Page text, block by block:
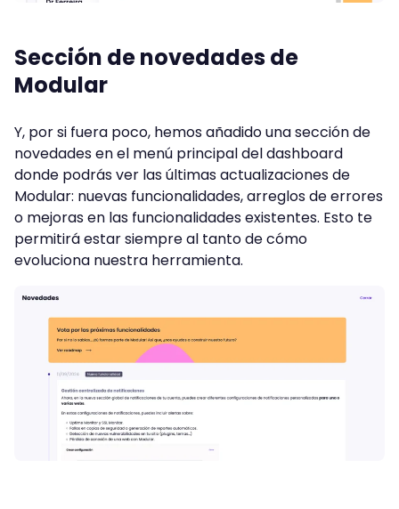
Sección de novedades de
Modular
Y, por si fuera poco, hemos añadido una sección de
novedades en el menú principal del dashboard
donde podrás ver las últimas actualizaciones de
Modular: nuevas funcionalidades, arreglos de errores
o mejoras en las funcionalidades existentes. Esto te
permitirá estar siempre al tanto de cómo
evoluciona nuestra herramienta.